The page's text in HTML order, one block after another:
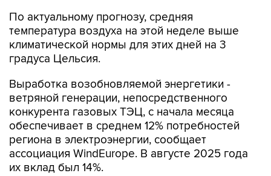
По актуальному прогнозу, средняя
температура воздуха на этой неделе выше
климатической нормы для этих дней на 3
градуса Цельсия.
Выработка возобновляемой энергетики -
ветряной генерации, непосредственного
конкурента газовых ТЭЦ, с начала месяца
обеспечивает в среднем 12% потребностей
региона в электроэнергии, сообщает
ассоциация WindEurope. В августе 2025 года
их вклад был 14%.